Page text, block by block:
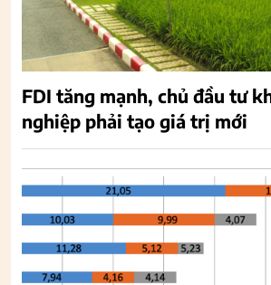
FDI tăng mạnh, chủ đầu tư
nghiệp phải tạo giá trị mới